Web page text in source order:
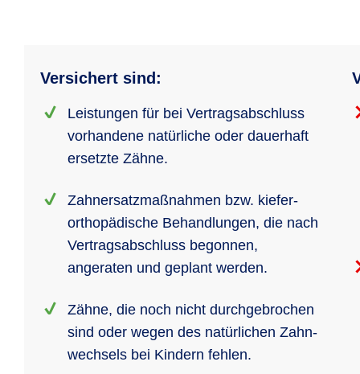
Versichert sind:
Leistungen für bei Vertrags­abschluss
vorhandene natürliche oder dauerhaft
ersetzte Zähne.
Zahnersatz­maßnahmen bzw. kiefer­
ortho­pädische Behand­lungen, die nach
Vertrags­abschluss begonnen,
angeraten und geplant werden.
Zähne, die noch nicht durch­ge­brochen
sind oder wegen des natürlichen Zahn­
wechsels bei Kindern fehlen.